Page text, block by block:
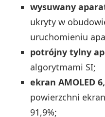
wysuwany
ukryty w
uruchomieniu
potrójny tylny
algorytmami SI;
ekran AMOLED
powierzchni
91,9%;